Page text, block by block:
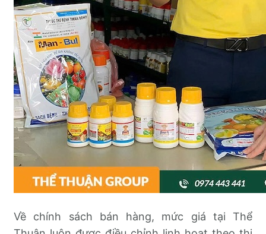
Về chính sách bán hàng, mức giá tại Thể